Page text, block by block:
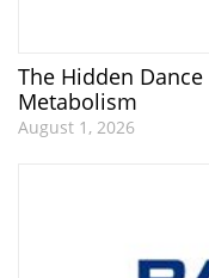
The Hidden
Metabolism
August 1, 2026